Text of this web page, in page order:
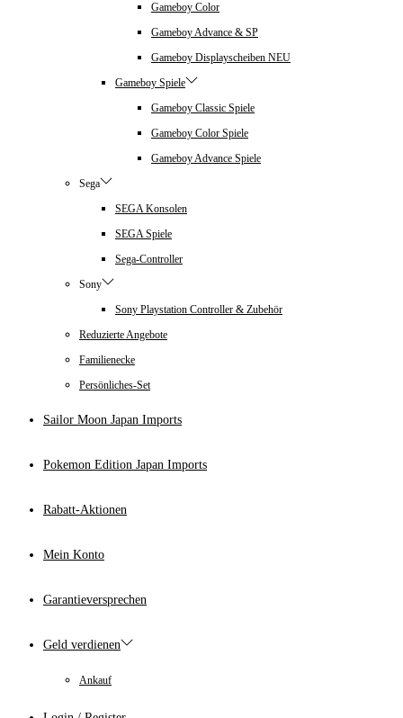
Gameboy Color
Gameboy Advance & SP
Gameboy Displayscheiben NEU
Gameboy Spiele
Gameboy Classic Spiele
Gameboy Color Spiele
Gameboy Advance Spiele
Sega
SEGA Konsolen
SEGA Spiele
Sega-Controller
Sony
Sony Playstation Controller & Zubehör
Reduzierte Angebote
Familienecke
Persönliches-Set
Sailor Moon Japan Imports
Pokemon Edition Japan Imports
Rabatt-Aktionen
Mein Konto
Garantieversprechen
Geld verdienen
Ankauf